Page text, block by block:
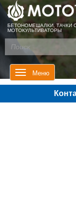
БЕТОНОМЕШАЛКИ, ТАЧКИ
МОТОКУЛЬТИВАТОРЫ
Меню